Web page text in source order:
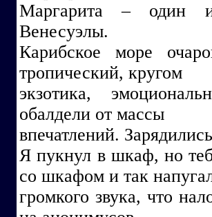
Маргарита – один
Венесуэлы.
Карибское море
тропический, кругом
экзотика,
обалдели от массы
впечатлений.
Я пукнул в шкаф, но
со шкафом и так
громкого звука, что